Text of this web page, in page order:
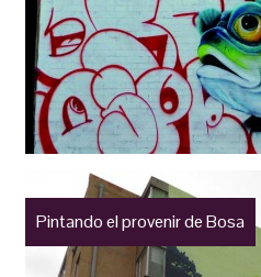
Pintando el provenir de Bosa